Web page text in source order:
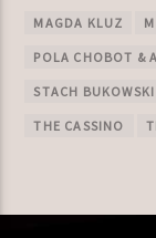
MAGDA KLUZ
POLA CHOBOT &
STACH BUKOWSKI
THE CASSINO